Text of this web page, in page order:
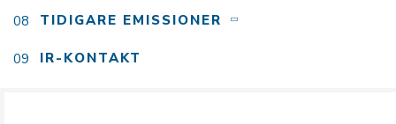
TIDIGARE EMISSIONER
IR-KONTAKT